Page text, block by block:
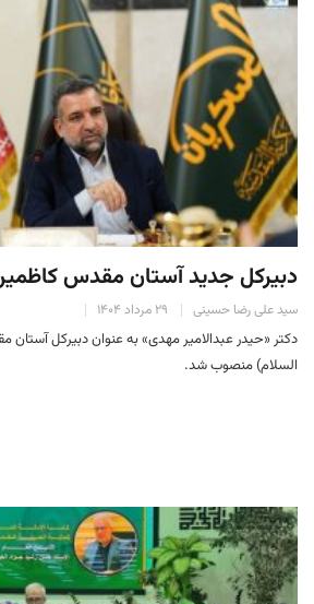
دبیرکل جدید آستان مقدس
سید علی رضا حسینی ۲۹ مرداد ۱۴۰۴
دکتر «حیدر عبدالامیر مهدی» به عنوان دبیرکل آستان
السلام) منصوب شد.